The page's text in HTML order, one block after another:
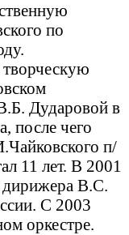
по
Дударовой в
после чего
п/
11 лет. В 2001
дирижера В.С.
С 2003
оркестре.